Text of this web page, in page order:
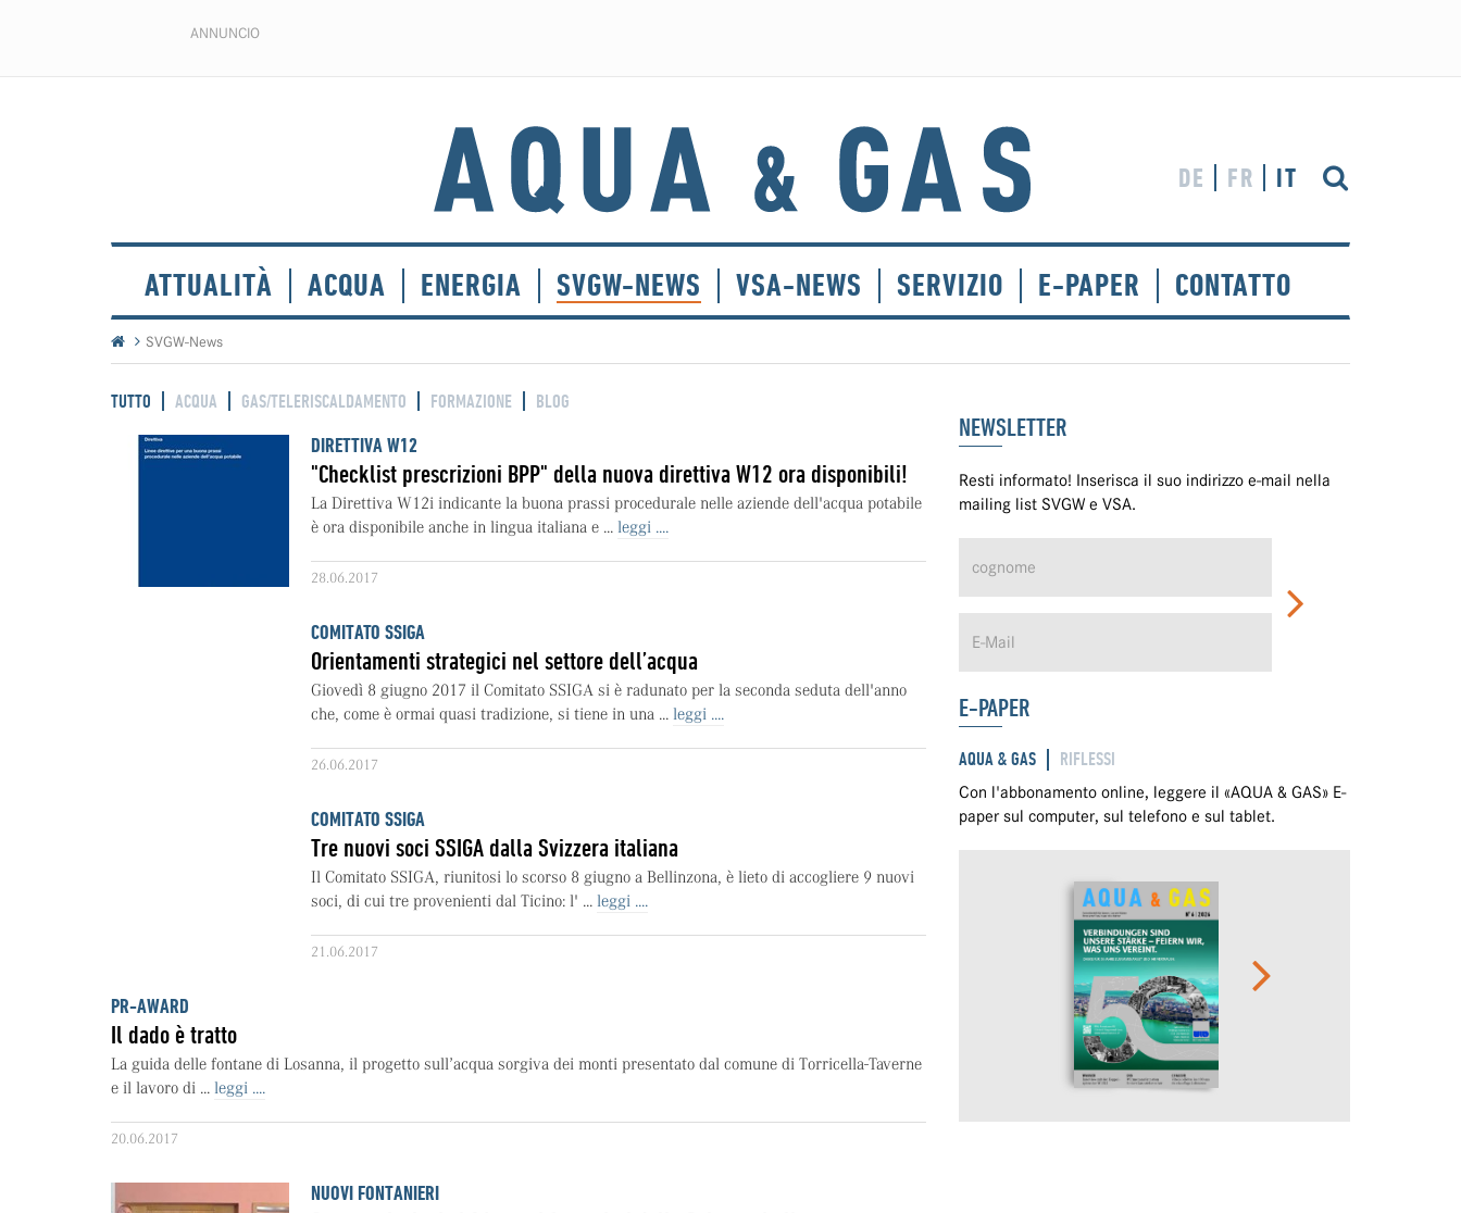
ANNUNCIO
DE FR IT
ATTUALITÀ ACQUA ENERGIA SVGW-NEWS VSA-NEWS SERVIZIO E-PAPER CONTATTO
SVGW-News
TUTTO ACQUA GAS/TELERISCALDAMENTO FORMAZIONE BLOG
DIRETTIVA W12
"Checklist prescrizioni BPP" della nuova direttiva W12 ora disponibili!
La Direttiva W12i indicante la buona prassi procedurale nelle aziende dell'acqua potabile
è ora disponibile anche in lingua italiana e ... leggi ....
28.06.2017
COMITATO SSIGA
Orientamenti strategici nel settore dell’acqua
Giovedì 8 giugno 2017 il Comitato SSIGA si è radunato per la seconda seduta dell'anno
che, come è ormai quasi tradizione, si tiene in una ... leggi ....
26.06.2017
COMITATO SSIGA
Tre nuovi soci SSIGA dalla Svizzera italiana
Il Comitato SSIGA, riunitosi lo scorso 8 giugno a Bellinzona, è lieto di accogliere 9 nuovi
soci, di cui tre provenienti dal Ticino: l' ... leggi ....
21.06.2017
PR-AWARD
Il dado è tratto
La guida delle fontane di Losanna, il progetto sull’acqua sorgiva dei monti presentato dal comune di Torricella-Taverne
e il lavoro di ... leggi ....
20.06.2017
NUOVI FONTANIERI
NEWSLETTER
Resti informato! Inserisca il suo indirizzo e-mail nella
mailing list SVGW e VSA.
E-PAPER
AQUA & GAS RIFLESSI
Con l'abbonamento online, leggere il «AQUA & GAS» E-
paper sul computer, sul telefono e sul tablet.